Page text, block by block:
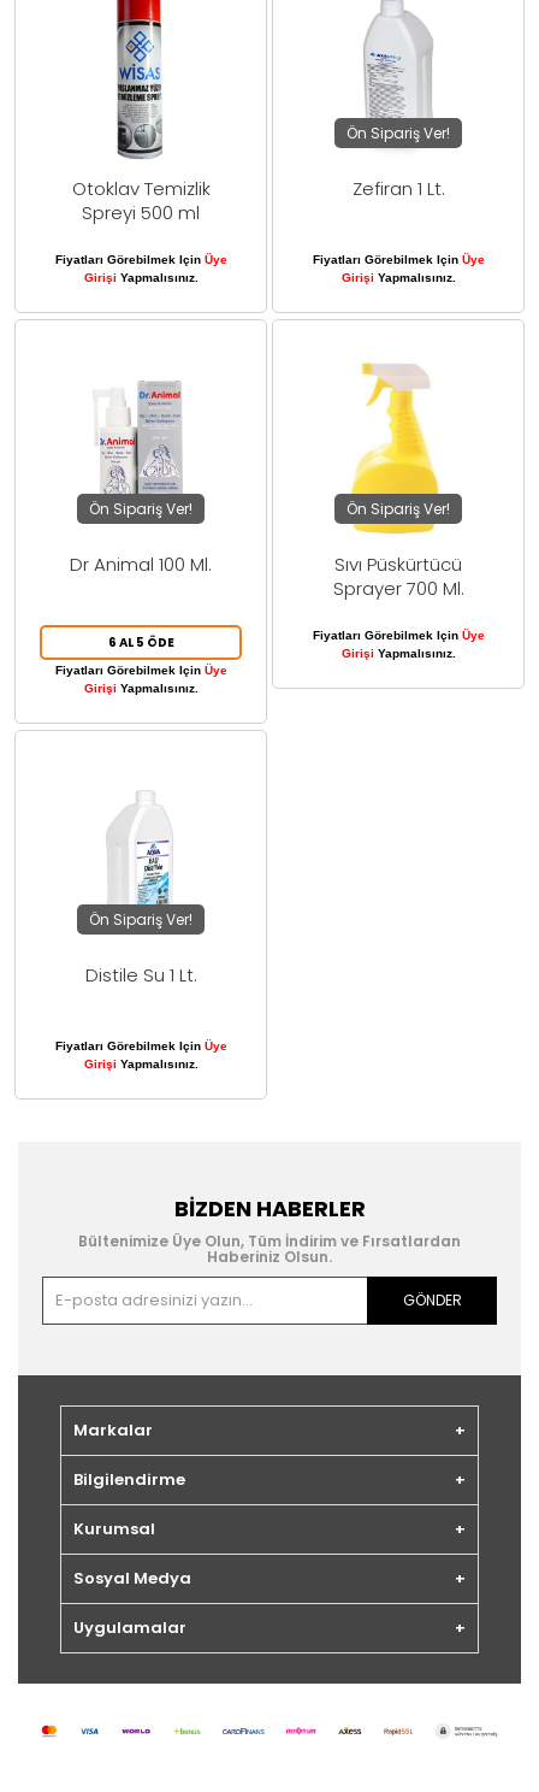
Otoklav Temizlik
Spreyi 500 ml
Fiyatları Görebilmek Için Üye
Girişi Yapmalısınız.
Ön Sipariş Ver!
Zefiran 1 Lt.
Fiyatları Görebilmek Için Üye
Girişi Yapmalısınız.
Ön Sipariş Ver!
Dr Animal 100 Ml.
6 AL 5 ÖDE
Fiyatları Görebilmek Için Üye
Girişi Yapmalısınız.
Ön Sipariş Ver!
Sıvı Püskürtücü
Sprayer 700 Ml.
Fiyatları Görebilmek Için Üye
Girişi Yapmalısınız.
Ön Sipariş Ver!
Distile Su 1 Lt.
Fiyatları Görebilmek Için Üye
Girişi Yapmalısınız.
BIZDEN HABERLER
Bültenimize Üye Olun, Tüm İndirim ve Fırsatlardan
Haberiniz Olsun.
GÖNDER
Markalar
Bilgilendirme
Kurumsal
Sosyal Medya
Uygulamalar